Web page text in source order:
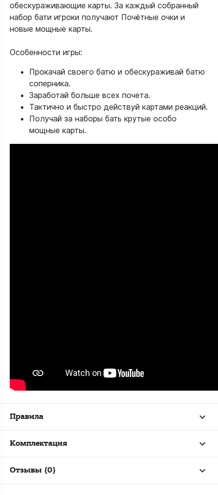
обескураживающие карты. За каждый собранный
набор бати игроки получают Почётные очки и
новые мощные карты.
Особенности игры:
Прокачай своего батю и обескураживай батю
соперника.
Заработай больше всех почета.
Тактично и быстро действуй картами реакций.
Получай за наборы бать крутые особо
мощные карты.
Правила
Комплектация
Отзывы (0)